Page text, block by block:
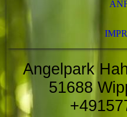
Angelpark
51688